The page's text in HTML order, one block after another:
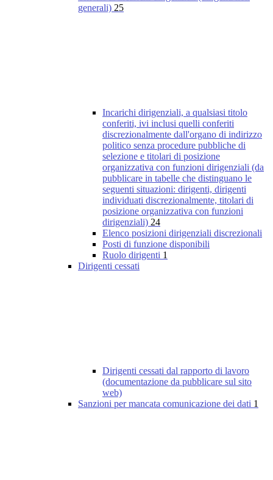
generali) 25
Incarichi dirigenziali, a qualsiasi titolo
conferiti, ivi inclusi quelli conferiti
discrezionalmente dall'organo di indirizzo
politico senza procedure pubbliche di
selezione e titolari di posizione
organizzativa con funzioni dirigenziali (da
pubblicare in tabelle che distinguano le
seguenti situazioni: dirigenti, dirigenti
individuati discrezionalmente, titolari di
posizione organizzativa con funzioni
dirigenziali) 24
Elenco posizioni dirigenziali discrezionali
Posti di funzione disponibili
Ruolo dirigenti 1
Dirigenti cessati
Dirigenti cessati dal rapporto di lavoro
(documentazione da pubblicare sul sito
web)
Sanzioni per mancata comunicazione dei dati 1